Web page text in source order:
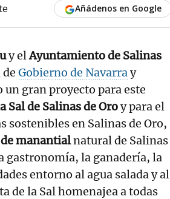
Añádenos en Google
y elAyuntamiento de Salinas
Gobierno de Navarray
un gran proyecto para este
Sal de Salinas de Oroy para el
sostenibles en Salinas de Oro,
manantialnatural de Salinas
gastronomía, la ganadería, la
entorno al agua salada y al
de la Sal homenajea a todas